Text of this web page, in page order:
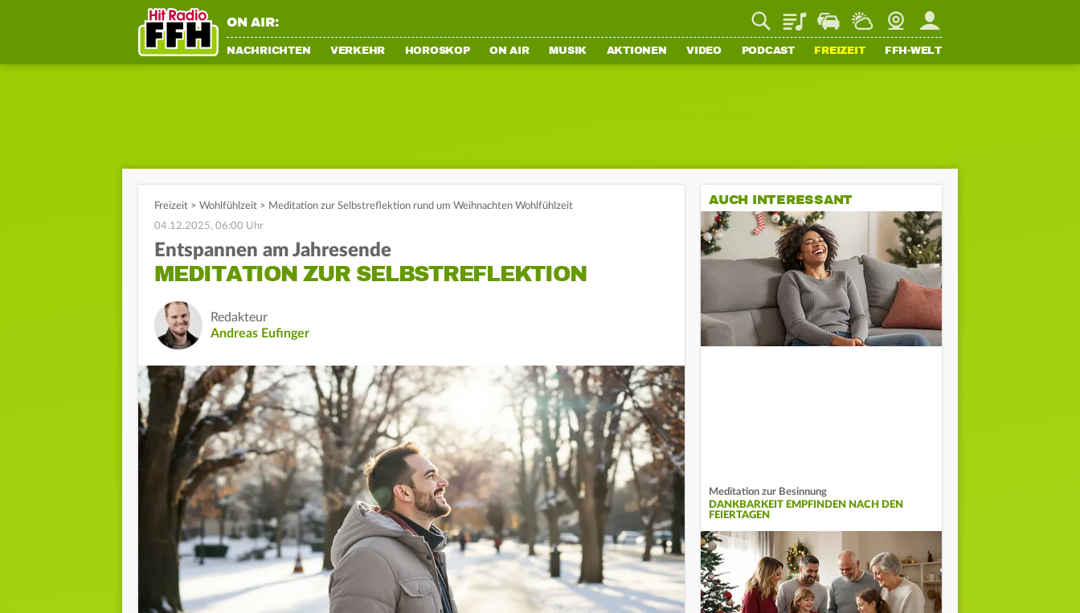
ON AIR: PlaylistStaupilotWetterWebcamMein FFH
NACHRICHTEN VERKEHR HOROSKOP ON AIR MUSIK AKTIONEN VIDEO PODCAST FREIZEIT FFH-WELT
Freizeit > Wohlfühlzeit > Meditation zur Selbstreflektion rund um Weihnachten Wohlfühlzeit
04.12.2025, 06:00 Uhr
Entspannen am Jahresende
MEDITATION ZUR SELBSTREFLEKTION
Redakteur
Andreas Eufinger
AUCH INTERESSANT
Meditation zur Besinnung
DANKBARKEIT EMPFINDEN NACH DEN
FEIERTAGEN